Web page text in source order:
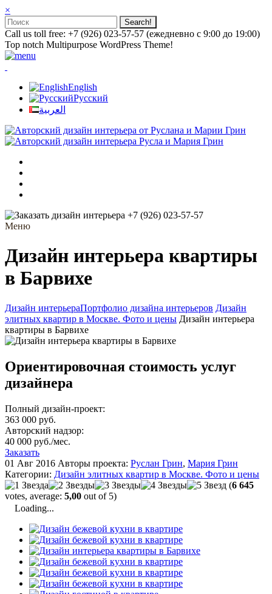
×
Call us toll free: +7 (926) 023-57-57 (ежедневно с 9:00 до 19:00)
Top notch Multipurpose WordPress Theme!
English
Русский
العربية
+7 (926) 023-57-57
Меню
Дизайн интерьера квартиры
в Барвихе
Дизайн интерьераПортфолио дизайна интерьеров Дизайн
элитных квартир в Москве. Фото и цены Дизайн интерьера
квартиры в Барвихе
Ориентировочная стоимость услуг
дизайнера
Полный дизайн-проект:
363 000 руб.
Авторский надзор:
40 000 руб./мес.
Заказать
01 Авг 2016 Авторы проекта: Руслан Грин, Мария Грин
Категории: Дизайн элитных квартир в Москве. Фото и цены
(6 645
votes, average: 5,00 out of 5)
Loading...